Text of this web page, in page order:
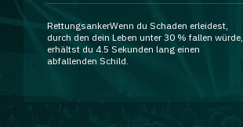
RettungsankerWenn du Schaden erleidest,
durch den dein Leben unter 30 % fallen würde,
erhältst du 4.5 Sekunden lang einen
abfallenden Schild.